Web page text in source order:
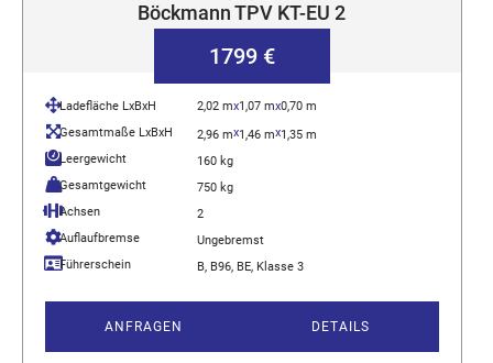
Böckmann TPV KT-EU 2
1799 €
Ladefläche LxBxH 2,02 mx1,07 mx0,70 m
Gesamtmaße LxBxH
2,96 mx1,46 mx1,35 m
Leergewicht
160 kg
Gesamtgewicht
750 kg
Achsen
2
Auflaufbremse
Ungebremst
Führerschein
B, B96, BE, Klasse 3
ANFRAGEN DETAILS